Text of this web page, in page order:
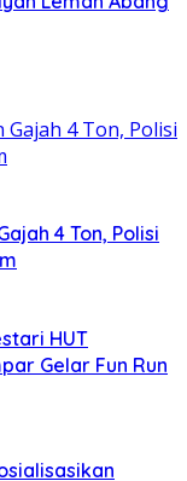
4 Ton, Polisi
HUT
Gelar Fun Run